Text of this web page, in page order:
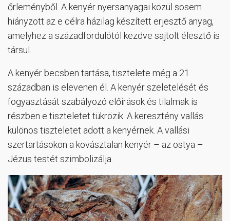
őrleményből. A kenyér nyersanyagai közül sosem
hiányzott az e célra házilag készített erjesztő anyag,
amelyhez a századfordulótól kezdve sajtolt élesztő is
társul.
A kenyér becsben tartása, tisztelete még a 21.
században is elevenen él. A kenyér szeletelését és
fogyasztását szabályozó előírások és tilalmak is
részben e tiszteletet tükrözik. A keresztény vallás
különös tiszteletet adott a kenyérnek. A vallási
szertartásokon a kovásztalan kenyér – az ostya –
Jézus testét szimbolizálja.